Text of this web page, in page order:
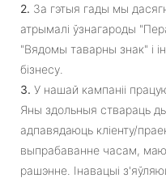
2. За гэтыя гады мы
атрымалі ўзнагароды
"Вядомы таварны знак" і
бізнесу.
3. У нашай кампаніі
Яны здольныя ствараць
адпавядаюць кліенту/
выпрабаванне часам,
рашэнне. Інавацыі